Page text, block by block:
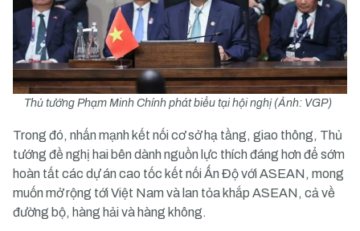
Thủ tướng Phạm Minh Chính phát biểu tại hội nghị (Ảnh: VGP)
Trong đó, nhấn mạnh kết nối cơ sở hạ tầng, giao thông, Thủ
tướng đề nghị hai bên dành nguồn lực thích đáng hơn để sớm
hoàn tất các dự án cao tốc kết nối Ấn Độ với ASEAN, mong
muốn mở rộng tới Việt Nam và lan tỏa khắp ASEAN, cả về
đường bộ, hàng hải và hàng không.